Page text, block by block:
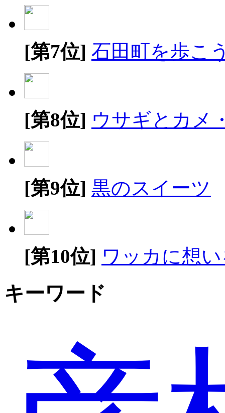
[第7位] 石田町を歩こ
[第8位] ウサギとカメ
[第9位] 黒のスイーツ
[第10位] ワッカに想
キーワード